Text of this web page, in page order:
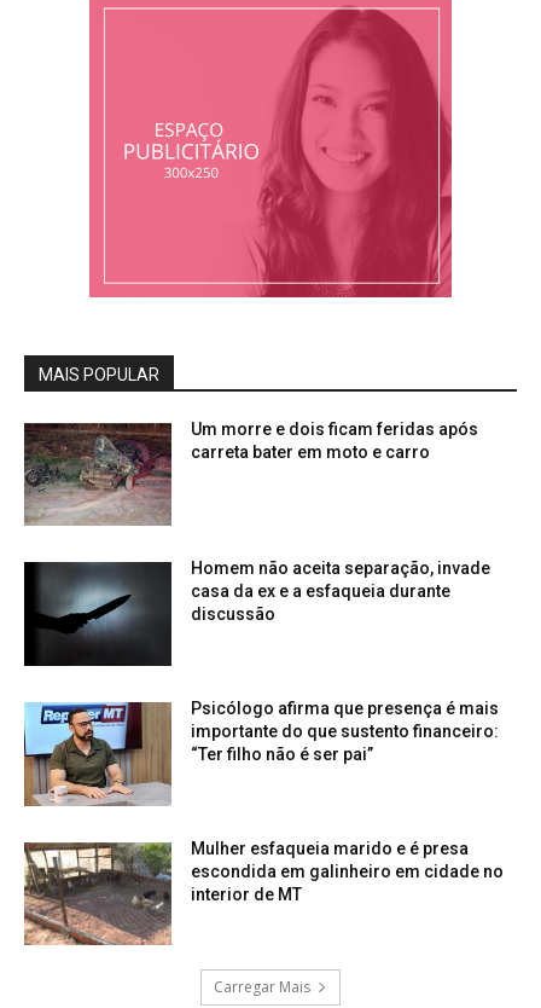
MAIS POPULAR
Um morre e dois ficam feridas após
carreta bater em moto e carro
Homem não aceita separação, invade
casa da ex e a esfaqueia durante
discussão
Psicólogo afirma que presença é mais
importante do que sustento financeiro:
“Ter filho não é ser pai”
Mulher esfaqueia marido e é presa
escondida em galinheiro em cidade no
interior de MT
Carregar Mais